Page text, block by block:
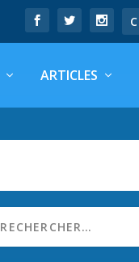
ARTICLES